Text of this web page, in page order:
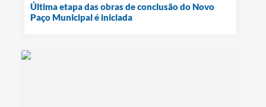
Última etapa das obras de conclusão do Novo
Paço Municipal é iniciada